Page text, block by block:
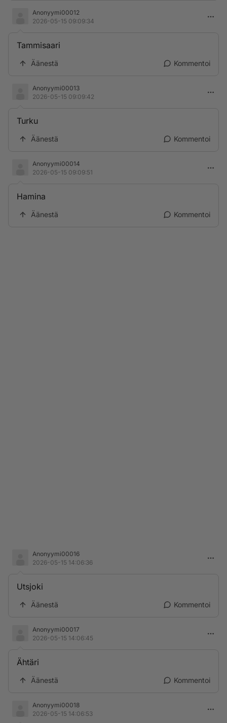
Anonyymi00012
2026-05-15 09:09:34
Tammisaari
Äänestä Kommentoi
Anonyymi00013
2026-05-15 09:09:42
Turku
Äänestä Kommentoi
Anonyymi00014
2026-05-15 09:09:51
Hamina
Äänestä Kommentoi
Anonyymi00016
2026-05-15 14:06:36
Utsjoki
Äänestä Kommentoi
Anonyymi00017
2026-05-15 14:06:45
Ähtäri
Äänestä Kommentoi
Anonyymi00018
2026-05-15 14:06:53